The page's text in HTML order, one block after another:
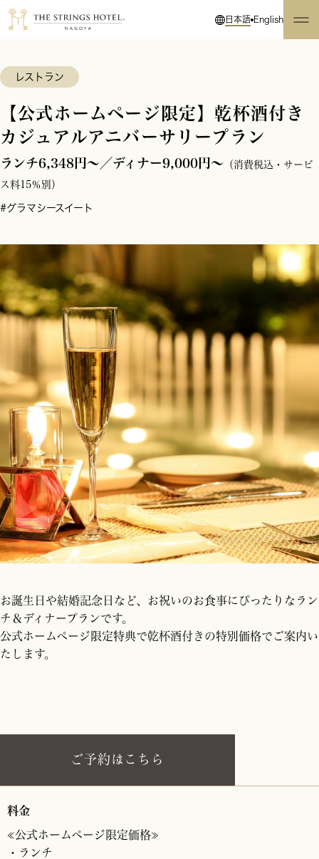
日本語 English
レストラン
【公式ホームページ限定】乾杯酒付き
カジュアルアニバーサリープラン
ランチ6,348円～／ディナー9,000円～ （消費税込・サービ
ス料15％別）
#グラマシースイート
お誕生日や結婚記念日など、お祝いのお食事にぴったりなラン
チ＆ディナープランです。
公式ホームページ限定特典で乾杯酒付きの特別価格でご案内い
たします。
ご予約はこちら
料金
≪公式ホームページ限定価格≫
・ランチ